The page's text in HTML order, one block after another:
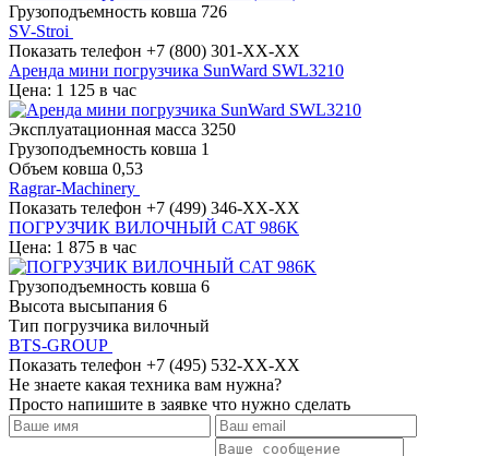
Грузоподъемность ковша 726
SV-Stroi
Показать телефон +7 (800) 301-XX-XX
Аренда мини погрузчика SunWard SWL3210
Цена: 1 125 в час
Эксплуатационная масса 3250
Грузоподъемность ковша 1
Объем ковша 0,53
Ragrar-Machinery
Показать телефон +7 (499) 346-XX-XX
ПОГРУЗЧИК ВИЛОЧНЫЙ CAT 986K
Цена: 1 875 в час
Грузоподъемность ковша 6
Высота высыпания 6
Тип погрузчика вилочный
BTS-GROUP
Показать телефон +7 (495) 532-XX-XX
Не знаете какая техника вам нужна?
Просто напишите в заявке что нужно сделать